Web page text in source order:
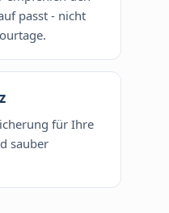
passt - nicht
für Ihre
sauber